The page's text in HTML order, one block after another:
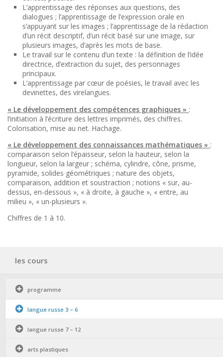
L’apprentissage des réponses aux questions, des
dialogues ; l’apprentissage de l’expression orale en
s’appuyant sur les images ; l’apprentissage de la rédaction
d’un récit descriptif, d’un récit basé sur une image, sur
plusieurs images, d’après les mots de base.
Le travail sur le contenu d’un texte : la définition de l’idée
directrice, d’extraction du sujet, des personnages
principaux.
L’apprentissage par cœur de poésies, le travail avec les
devinettes, des virelangues.
« Le développement des compétences graphiques » :
l’initiation à l’écriture des lettres imprimés, des chiffres.
Colorisation, mise au net. Hachage.
« Le développement des connaissances mathématiques » :
comparaison selon l’épaisseur, selon la hauteur, selon la
longueur, selon la largeur ; schéma, cylindre, cône, prisme,
pyramide, solides géométriques ; nature des objets,
comparaison, addition et soustraction ; notions « sur, au-
dessus, en-dessous », « à droite, à gauche », « entre, au
milieu », « un-plusieurs ».
Chiffres de 1 à 10.
les cours
programme
langue russe 3 – 6
langue russe 7 – 12
arts plastiques